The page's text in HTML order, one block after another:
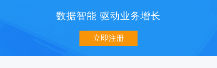
数据智能 驱动业务增长
立即注册